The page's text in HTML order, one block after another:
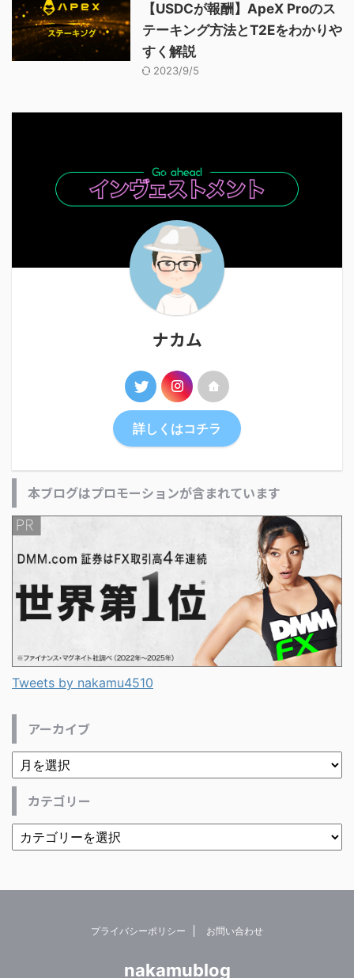
【USDCが報酬】ApeX Proのス
テーキング方法とT2Eをわかりや
すく解説
2023/9/5
ナカム
詳しくはコチラ
本ブログはプロモーションが含まれています
Tweets by nakamu4510
アーカイブ
カテゴリー
プライバシーポリシー お問い合わせ
nakamublog